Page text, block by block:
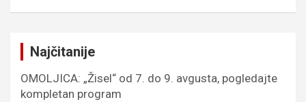
Najčitanije
OMOLJICA: „Žisel“ od 7. do 9. avgusta, pogledajte
kompletan program